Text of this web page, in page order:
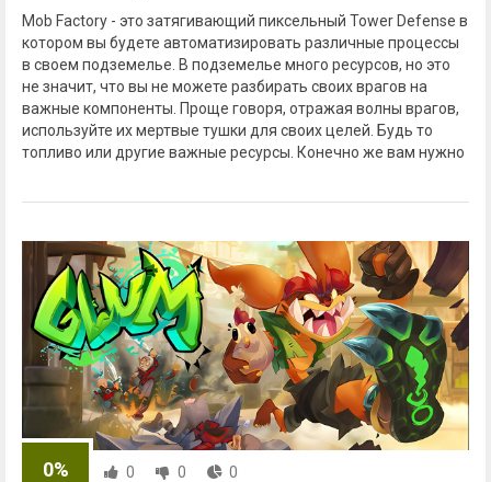
Mob Factory - это затягивающий пиксельный Tower Defense в
котором вы будете автоматизировать различные процессы
в своем подземелье. В подземелье много ресурсов, но это
не значит, что вы не можете разбирать своих врагов на
важные компоненты. Проще говоря, отражая волны врагов,
используйте их мертвые тушки для своих целей. Будь то
топливо или другие важные ресурсы. Конечно же вам нужно
0% 0 0 0